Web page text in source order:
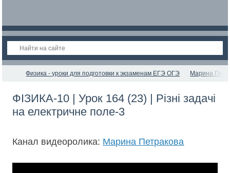
Физика - уроки для подготовки к экзаменам ЕГЭ ОГЭ Марина
ФІЗИКА-10 | Урок 164 (23) | Різні задачі
на електричне поле-3
Канал видеоролика: Марина Петракова